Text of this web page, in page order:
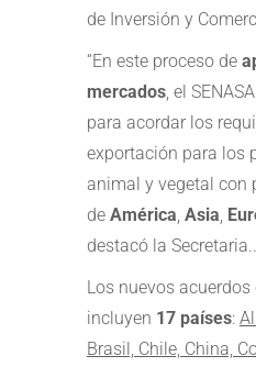
de Inversión y
“En este proceso de
mercados , el
para acordar los
exportación para los
animal y vegetal con
de América Asia
destacó la Secretaria..
Los nuevos
incluyen 17 países:
Brasil, Chile, China,